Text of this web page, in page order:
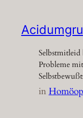
Selbstmitleid
Probleme
in